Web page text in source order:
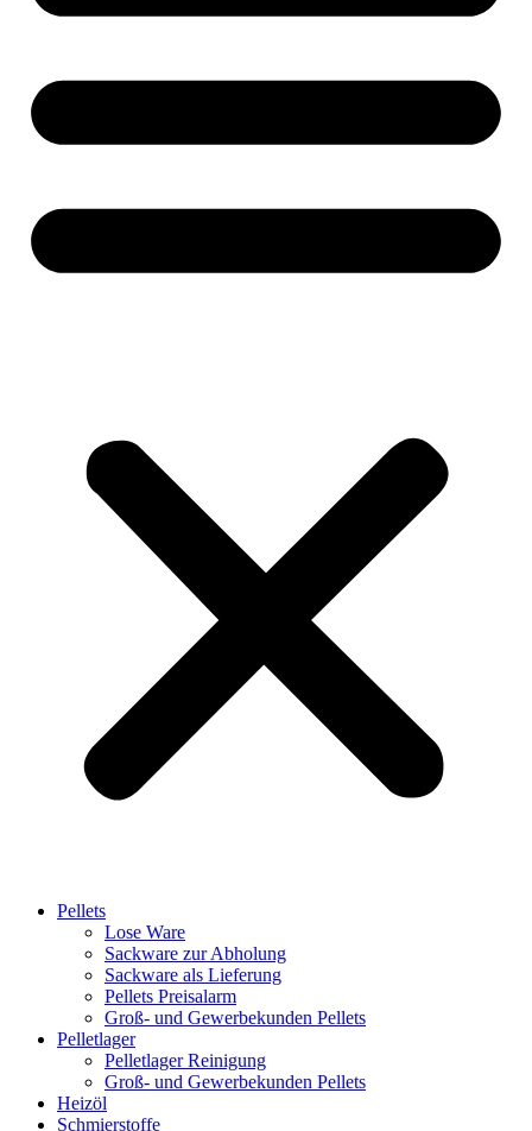
Pellets
Lose Ware
Sackware zur Abholung
Sackware als Lieferung
Pellets Preisalarm
Groß- und Gewerbekunden Pellets
Pelletlager
Pelletlager Reinigung
Groß- und Gewerbekunden Pellets
Heizöl
Schmierstoffe